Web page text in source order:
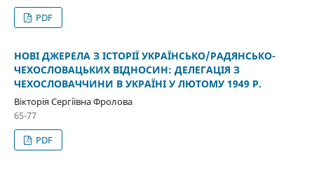
PDF
НОВІ ДЖЕРЕЛА З ІСТОРІЇ УКРАЇНСЬКО/РАДЯНСЬКО-
ЧЕХОСЛОВАЦЬКИХ ВІДНОСИН: ДЕЛЕГАЦІЯ З
ЧЕХОСЛОВАЧЧИНИ В УКРАЇНІ У ЛЮТОМУ 1949 Р.
Вікторія Сергіївна Фролова
65-77
PDF